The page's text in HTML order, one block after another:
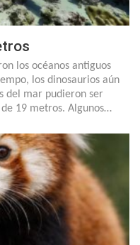
los océanos antiguos
los dinosaurios aún
del mar pudieron ser
19 metros. Algunos…